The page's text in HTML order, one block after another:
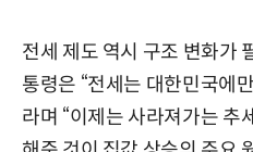
전세 제도 역시 구조 변화가
통령은 “전세는 대한민국에
라며 “이제는 사라져가는 추